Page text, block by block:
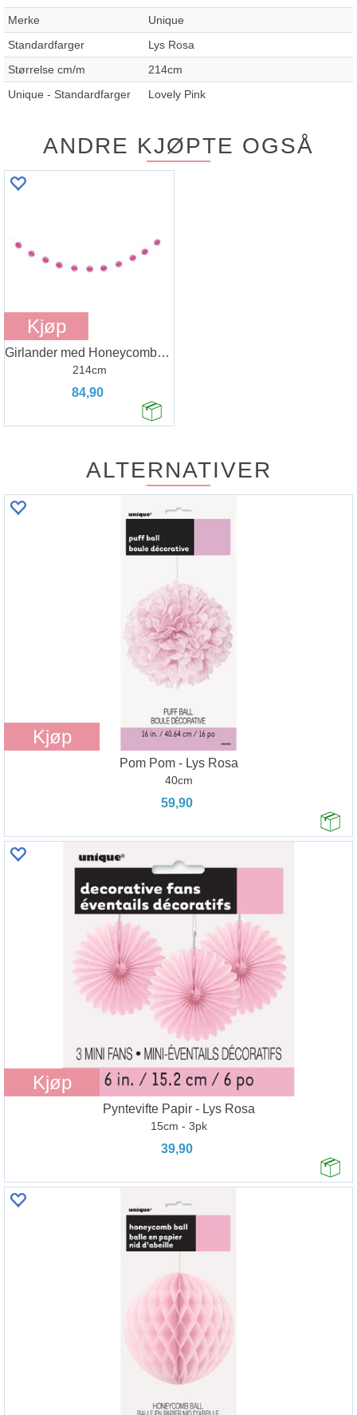
Merke
Unique
Standardfarger
Lys Rosa
Størrelse cm/m
214cm
Unique - Standardfarger
Lovely Pink
ANDRE KJØPTE OGSÅ
Kjøp
Girlander med Honeycombs - Rosa
214cm
84,90
ALTERNATIVER
Kjøp
Pom Pom - Lys Rosa
40cm
59,90
Kjøp
Pyntevifte Papir - Lys Rosa
15cm - 3pk
39,90